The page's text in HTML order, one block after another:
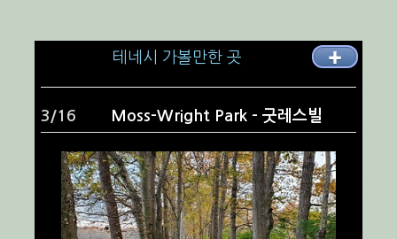
테네시 가볼만한 곳 ✚
4/16 Memorial Park - 헨더슨빌